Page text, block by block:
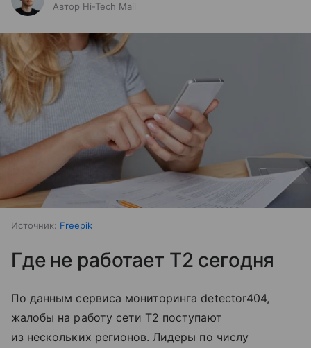
Автор Hi-Tech Mail
Источник: Freepik
Где не работает T2 сегодня
По данным сервиса мониторинга detector404,
жалобы на работу сети T2 поступают
из нескольких регионов. Лидеры по числу